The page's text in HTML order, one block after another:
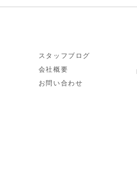
スタッフブログ
会社概要
お問い合わせ